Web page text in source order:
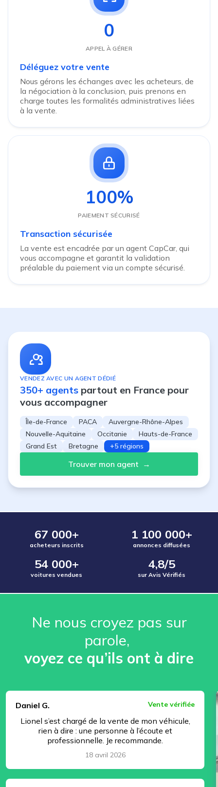
0
APPEL À GÉRER
Déléguez votre vente
Nous gérons les échanges avec les acheteurs, de
la négociation à la conclusion, puis prenons en
charge toutes les formalités administratives liées
à la vente.
100%
PAIEMENT SÉCURISÉ
Transaction sécurisée
La vente est encadrée par un agent CapCar, qui
vous accompagne et garantit la validation
préalable du paiement via un compte sécurisé.
VENDEZ AVEC UN AGENT DÉDIÉ
350+ agents partout en France pour
vous accompagner
Île-de-France PACA
Auvergne-Rhône-Alpes
Nouvelle-Aquitaine
Occitanie
Hauts-de-France
Grand Est
Bretagne +5 régions
Trouver mon agent →
67 000+
acheteurs inscrits
1 100 000+
annonces diffusées
54 000+
voitures vendues
4,8/5
sur Avis Vérifiés
Ne nous croyez pas sur
parole, ️
voyez ce qu’ils ont à dire
Daniel G.
Vente vérifiée
Lionel s’est chargé de la vente de mon véhicule,
rien à dire : une personne à l’écoute et
professionnelle. Je recommande.
18 avril 2026